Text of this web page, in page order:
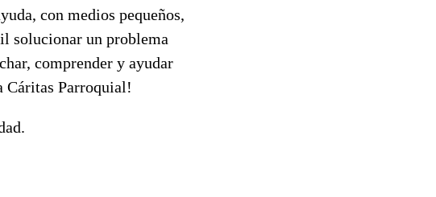
con medios pequeños,
solucionar un problema
comprender y ayudar
Cáritas Parroquial!